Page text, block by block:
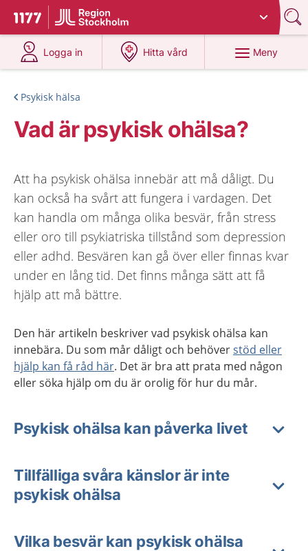
Till startsidan för 1177
Du har valt region
Logga in
på 1177.se
Hitta vård
på 1177.se
Meny
Psykisk hälsa
Vad är psykisk ohälsa?
Att ha psykisk ohälsa innebär att må dåligt. Du
kan också ha svårt att fungera i vardagen. Det
kan handla om många olika besvär, från stress
eller oro till psykiatriska tillstånd som depression
eller adhd. Besvären kan gå över eller finnas kvar
under en lång tid. Det finns många sätt att få
hjälp att må bättre.
Den här artikeln beskriver vad psykisk ohälsa kan
innebära. Du som mår dåligt och behöverstöd eller
hjälp kan få råd här. Det är bra att prata med någon
eller söka hjälp om du är orolig för hur du mår.
Psykisk ohälsa kan påverka livet
Tillfälliga svåra känslor är inte
psykisk ohälsa
Vilka besvär kan psykisk ohälsa